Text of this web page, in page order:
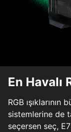
En Havalı
RGB
sistemlerine de
seçersen seç,